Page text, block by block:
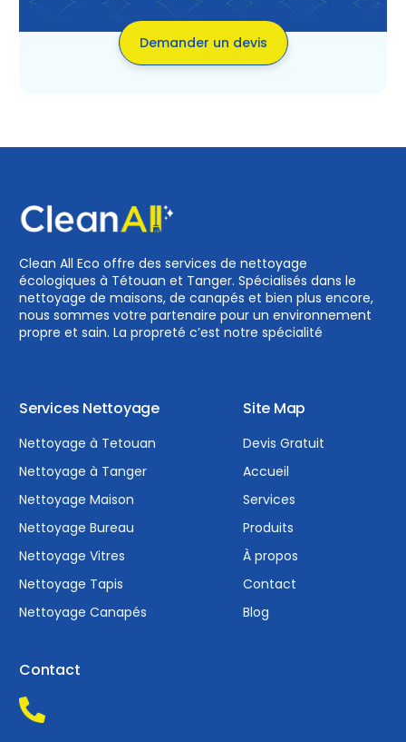
Demander un devis
Clean All Eco offre des services de nettoyage
écologiques à Tétouan et Tanger. Spécialisés dans le
nettoyage de maisons, de canapés et bien plus encore,
nous sommes votre partenaire pour un environnement
propre et sain. La propreté c’est notre spécialité
Services Nettoyage
Nettoyage à Tetouan
Nettoyage à Tanger
Nettoyage Maison
Nettoyage Bureau
Nettoyage Vitres
Nettoyage Tapis
Nettoyage Canapés
Site Map
Devis Gratuit
Accueil
Services
Produits
À propos
Contact
Blog
Contact